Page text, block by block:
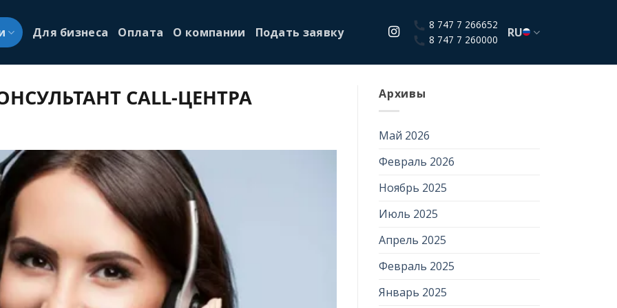
Для бизнеса Оплата О компании Подать заявку
8 747 7 266652
8 747 7 260000
RU
СALL-ЦЕНТРА Архивы
Май 2026
Февраль 2026
Ноябрь 2025
Июль 2025
Апрель 2025
Февраль 2025
Январь 2025